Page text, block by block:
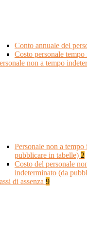
Conto annuale del
Costo personale
non a tempo
Personale non a
pubblicare in tabelle) 2
Costo del personale
indeterminato (da
di assenza 9